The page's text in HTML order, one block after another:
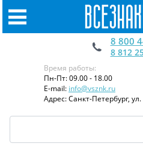
8 800
8 812
Время работы:
Пн-Пт: 09.00 - 18.00
E-mail: info@vsznk.ru
Адрес: Санкт-Петербург,